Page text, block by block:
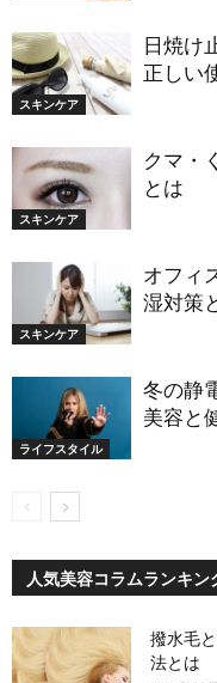
スキンケア
日焼け
正しい
スキンケア
クマ・
とは
スキンケア
オフィ
湿対策
ライフスタイル
冬の静
美容と
人気美容コラムランキン
撥水毛
法とは